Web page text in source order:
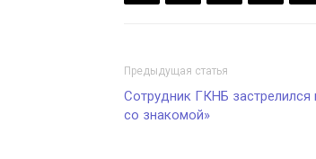
Предыдущая статья
Сотрудник ГКНБ застрелился
со знакомой»